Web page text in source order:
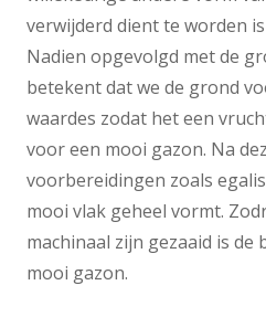
verwijderd dient te worden
Nadien opgevolgd met de
betekent dat we de grond
waardes zodat het een
voor een mooi gazon. Na
voorbereidingen zoals
mooi vlak geheel vormt.
machinaal zijn gezaaid is de
mooi gazon.